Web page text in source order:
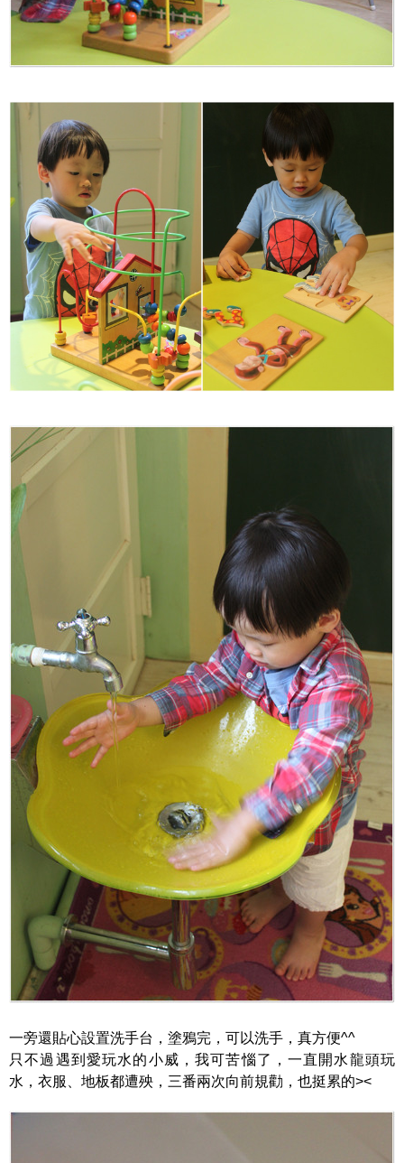
一旁還貼心設置洗手台，塗鴉完，可以洗手，真方便^^
只不過遇到愛玩水的小威，我可苦惱了，一直開水龍頭玩
水，衣服、地板都遭殃，三番兩次向前規勸，也挺累的><